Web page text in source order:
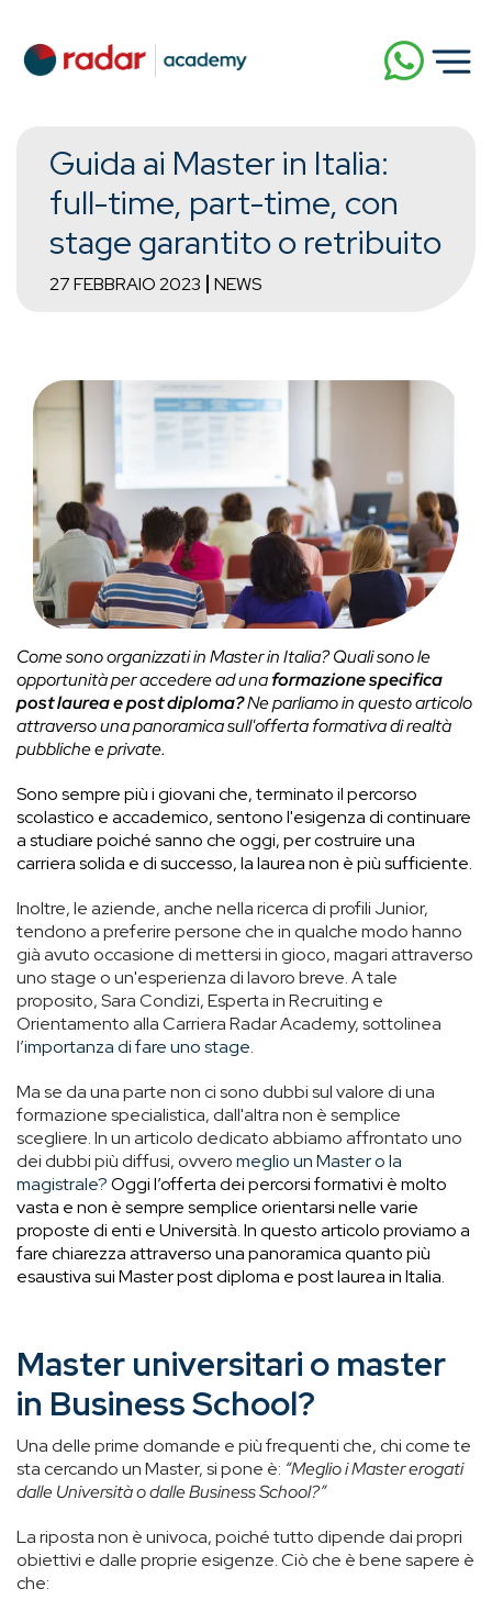
Guida ai Master in Italia:
full-time, part-time, con
stage garantito o retribuito
27 FEBBRAIO 2023 NEWS
Come sono organizzati in Master in Italia? Quali sono le
opportunità per accedere ad unaformazione specifica
post laurea e post diploma?Ne parliamo in questo articolo
attraverso una panoramica sull'offerta formativa di realtà
pubbliche e private.
Sono sempre più i giovani che, terminato il percorso
scolastico e accademico, sentono l'esigenza di continuare
a studiare poiché sanno che oggi, per costruire una
carriera solida e di successo, la laurea non è più sufficiente.
Inoltre, le aziende, anche nella ricerca di profili Junior,
tendono a preferire persone che in qualche modo hanno
già avuto occasione di mettersi in gioco, magari attraverso
uno stage o un'esperienza di lavoro breve. A tale
proposito,Sara Condizi, Esperta in Recruiting e
Orientamento alla Carriera Radar Academy, sottolinea
l’importanza di fare uno stage.
Ma se da una parte non ci sono dubbi sul valore di una
formazione specialistica, dall'altra non è semplice
scegliere. In un articolo dedicato abbiamo affrontato uno
dei dubbi più diffusi, ovveromeglio un Master o la
magistrale?Oggi l’offerta dei percorsi formativi è molto
vasta e non è sempre semplice orientarsi nelle varie
proposte di enti e Università. In questo articolo proviamo a
fare chiarezza attraverso una panoramica quanto più
esaustiva sui Master post diploma e post laurea in Italia.
Master universitari o master
in Business School?
Una delle prime domande e più frequenti che, chi come te
sta cercando un Master, si pone è: “Meglio i Master erogati
dalle Università o dalle Business School?”
La riposta non è univoca, poiché tutto dipende dai propri
obiettivi e dalle proprie esigenze. Ciò che è bene sapere è
che: